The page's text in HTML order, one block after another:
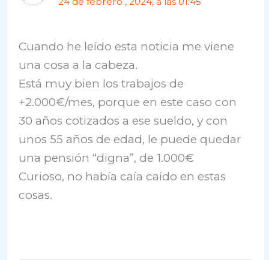
Cuando he leído esta noticia me viene
una cosa a la cabeza.
Está muy bien los trabajos de
+2.000€/mes, porque en este caso con
30 años cotizados a ese sueldo, y con
unos 55 años de edad, le puede quedar
una pensión “digna”, de 1.000€
Curioso, no había caía caído en estas
cosas.